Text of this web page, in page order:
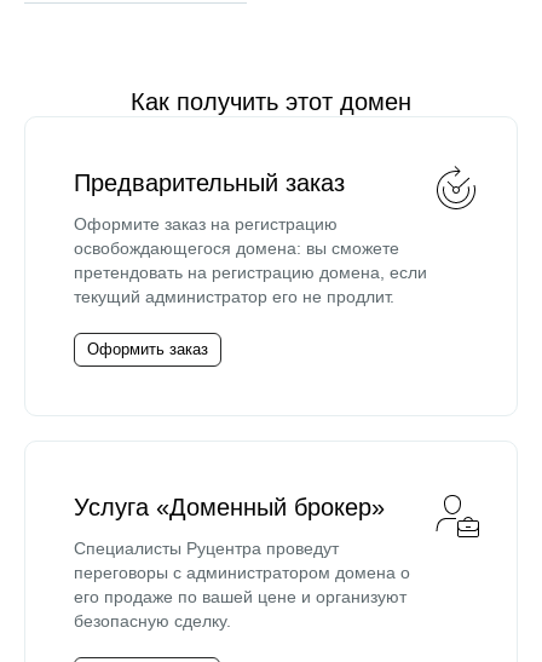
Как получить этот домен
Предварительный заказ
Оформите заказ на регистрацию
освобождающегося домена: вы сможете
претендовать на регистрацию домена, если
текущий администратор его не продлит.
Оформить заказ
Услуга «Доменный брокер»
Специалисты Руцентра проведут
переговоры с администратором домена о
его продаже по вашей цене и организуют
безопасную сделку.